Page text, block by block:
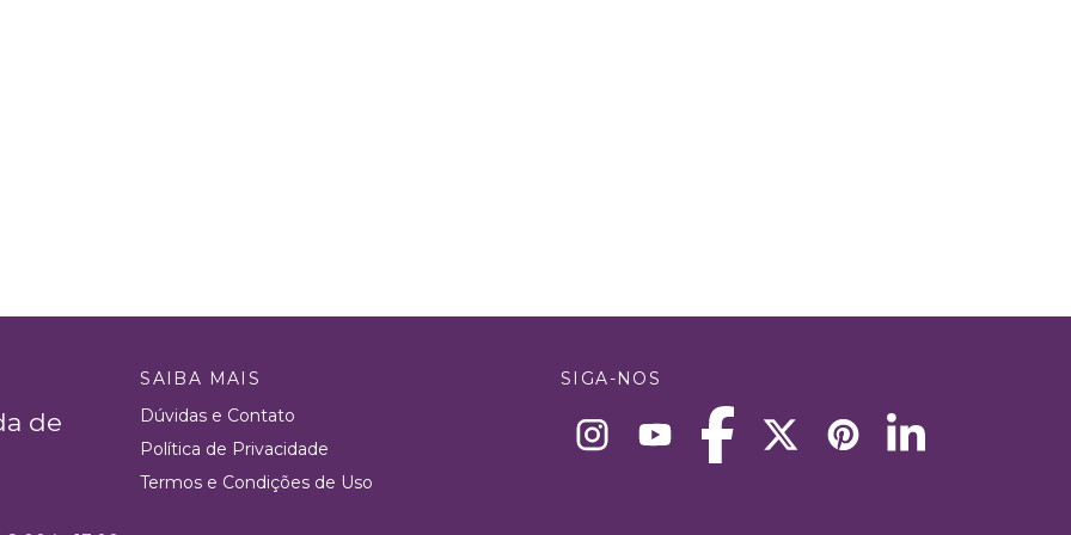
de
SAIBA MAIS
Dúvidas e Contato
Política de Privacidade
Termos e Condições de Uso
SIGA-NOS